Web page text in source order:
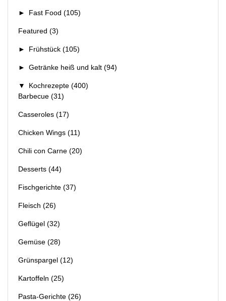
► Fast Food (105)
Featured (3)
► Frühstück (105)
► Getränke heiß und kalt (94)
▼ Kochrezepte (400)
Barbecue (31)
Casseroles (17)
Chicken Wings (11)
Chili con Carne (20)
Desserts (44)
Fischgerichte (37)
Fleisch (26)
Geflügel (32)
Gemüse (28)
Grünspargel (12)
Kartoffeln (25)
Pasta-Gerichte (26)